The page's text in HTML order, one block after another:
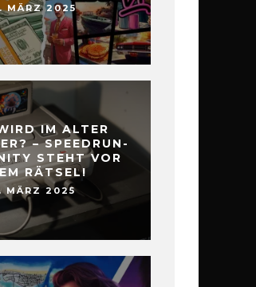
MÄRZ 2025
IM ALTER
– SPEEDRUN-
STEHT VOR
RÄTSEL!
MÄRZ 2025